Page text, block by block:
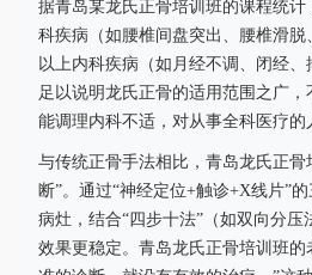
据青岛某龙氏正骨培训班的课程统计
科疾病（如腰椎间盘突出、腰椎滑
以上内科疾病（如月经不调、闭经
足以说明龙氏正骨的适用范围之广
能调理内科不适，对从事全科医疗的
与传统正骨手法相比，青岛龙氏正骨
断”。通过“神经定位+触诊+X线片”
病灶，结合“四步十法”（如双向分压
效果更稳定。青岛龙氏正骨培训班的